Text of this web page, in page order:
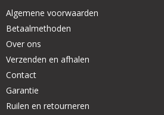
Algemene voorwaarden
Betaalmethoden
Over ons
Verzenden en afhalen
Contact
Garantie
Ruilen en retourneren